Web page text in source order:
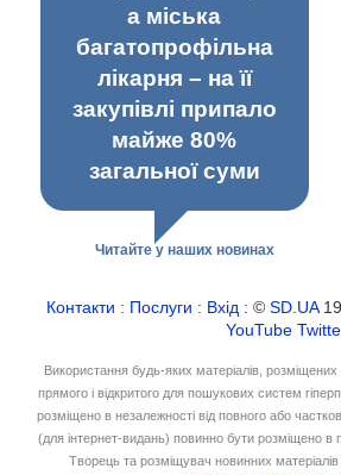
а міська
багатопрофільна
лікарня – на її
закупівлі припало
майже 80%
загальної суми
Читайте у наших новинах
Контакти : Послуги : Вхід : ©SD.UA
YouTube
Використання будь-яких матеріалів,
прямого і відкритого для пошукових систем
розміщено в незалежності від повного або
(для інтернет-видань) повинно бути розміщено в
Творець та розміщувач новинних